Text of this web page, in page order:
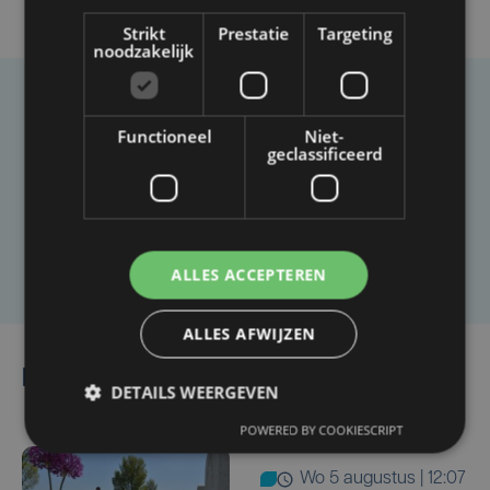
Taalfout opgemerkt?
Heb je een taal- of schrijffout opgemerkt in dit
Laat het ons weten
Lees ook
wo 5 augustus | 12:07
Strikt
noodzakelijk
Prestatie Targeting
Functioneel
Niet-
geclassificeerd
ALLES ACCEPTEREN
ALLES AFWIJZEN
DETAILS WEERGEVEN
POWERED BY COOKIESCRIPT